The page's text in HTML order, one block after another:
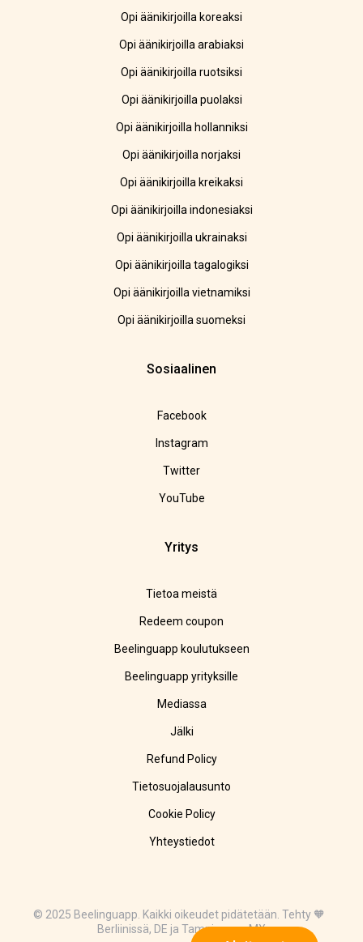
Opi äänikirjoilla koreaksi
Opi äänikirjoilla arabiaksi
Opi äänikirjoilla ruotsiksi
Opi äänikirjoilla puolaksi
Opi äänikirjoilla hollanniksi
Opi äänikirjoilla norjaksi
Opi äänikirjoilla kreikaksi
Opi äänikirjoilla indonesiaksi
Opi äänikirjoilla ukrainaksi
Opi äänikirjoilla tagalogiksi
Opi äänikirjoilla vietnamiksi
Opi äänikirjoilla suomeksi
Sosiaalinen
Facebook
Instagram
Twitter
YouTube
Yritys
Tietoa meistä
Redeem coupon
Beelinguapp koulutukseen
Beelinguapp yrityksille
Mediassa
Jälki
Refund Policy
Tietosuojalausunto
Cookie Policy
Yhteystiedot
© 2025 Beelinguapp. Kaikki oikeudet pidätetään. Tehty 🧡
Berliinissä, DE ja Tampicossa, MX